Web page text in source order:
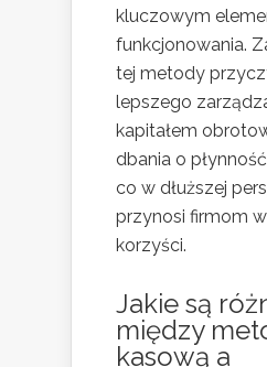
kluczowym
funkcjonowania.
tej metody
lepszego
kapitałem
dbania o
co w dłuższej
przynosi firmom
korzyści.
Jakie są
między
kasową a